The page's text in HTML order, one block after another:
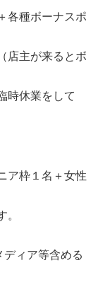
各種ボーナスポ
店主が来るとボ
時休業をして
ア枠１名＋女性
。
ィア等含める